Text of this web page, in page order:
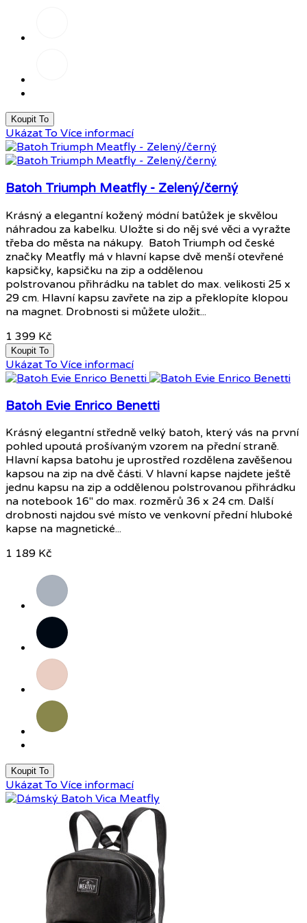
Koupit To
Ukázat To Více informací
Batoh Triumph Meatfly - Zelený/černý
Krásný a elegantní kožený módní batůžek je skvělou
náhradou za kabelku. Uložte si do něj své věci a vyražte
třeba do města na nákupy. Batoh Triumph od české
značky Meatfly má v hlavní kapse dvě menší otevřené
kapsičky, kapsičku na zip a oddělenou
polstrovanou přihrádku na tablet do max. velikosti 25 x
29 cm. Hlavní kapsu zavřete na zip a překlopíte klopou
na magnet. Drobnosti si můžete uložit...
1 399 Kč
Koupit To
Ukázat To Více informací
Batoh Evie Enrico Benetti
Krásný elegantní středně velký batoh, který vás na první
pohled upoutá prošívaným vzorem na přední straně.
Hlavní kapsa batohu je uprostřed rozdělena zavěšenou
kapsou na zip na dvě části. V hlavní kapse najdete ještě
jednu kapsu na zip a oddělenou polstrovanou přihrádku
na notebook 16" do max. rozměrů 36 x 24 cm. Další
drobnosti najdou své místo ve venkovní přední hluboké
kapse na magnetické...
1 189 Kč
Šedá
Černá
Růžová
Olivová
Koupit To
Ukázat To Více informací